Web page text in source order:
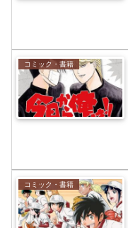
コミック・書籍
コミック・書籍